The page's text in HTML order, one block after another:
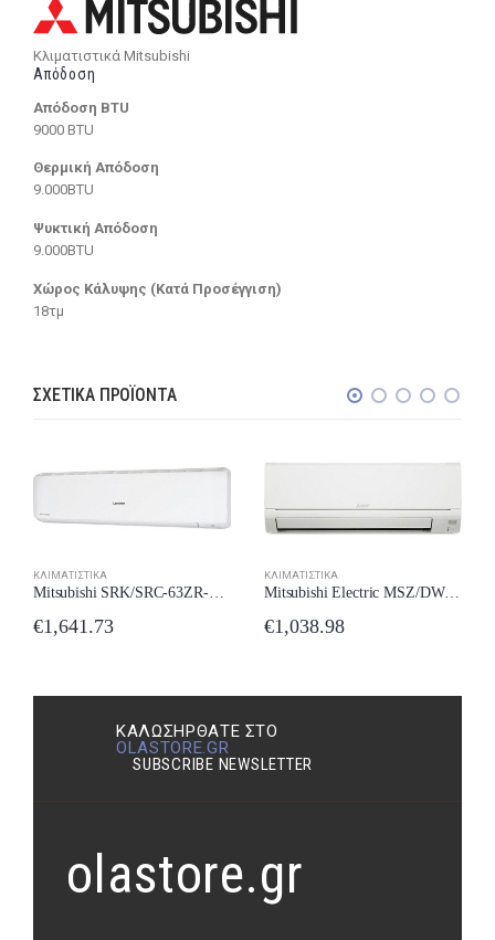
Κλιματιστικά Mitsubishi
Απόδοση
Απόδοση BTU
9000 BTU
Θερμική Απόδοση
9.000BTU
Ψυκτική Απόδοση
9.000BTU
Χώρος Κάλυψης (Κατά Προσέγγιση)
18τμ
ΣΧΕΤΙΚΆ ΠΡΟΪΌΝΤΑ
ΚΛΙΜΑΤΙΣΤΙΚΆ
Mitsubishi SRK/SRC-63ZR-WF Κλιματιστικό Inverter 22000 BTU A++/A++ με Wi-Fi New Model 2024
€1,641.73
ΚΛΙΜΑΤΙΣΤΙΚΆ
Mitsubishi Electric MSZ/DW35VF Κλιματιστικό Inverter 12000 BTU A++/A+++ New Model 2024
€1,038.98
ΚΑΛΩΣΉΡΘΑΤΕ ΣΤΟ
OLASTORE.GR
SUBSCRIBE NEWSLETTER
olastore.gr